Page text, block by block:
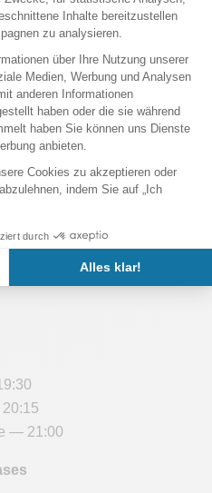
Barcelona, das neue
organisiert vom
Gozupa
-Showcase-
und talentierter
— 21:00